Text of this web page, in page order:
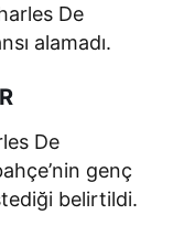
De
alamadı.
De
genç
belirtildi.